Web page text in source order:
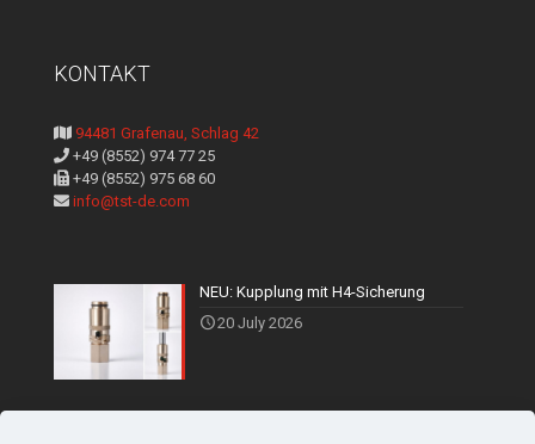
KONTAKT
94481 Grafenau, Schlag 42
+49 (8552) 974 77 25
+49 (8552) 975 68 60
info@tst-de.com
NEU: Kupplung mit H4-Sicherung
20 July 2026